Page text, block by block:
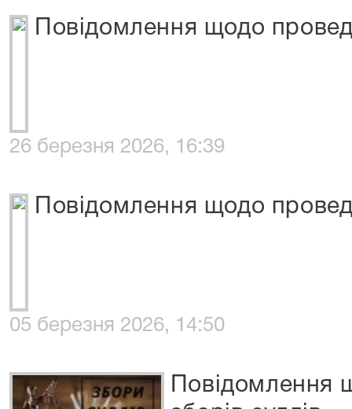
Повідомлення щодо
26 березня 2026, 16:39
Повідомлення щодо
05 березня 2026, 14:50
Повідомлення